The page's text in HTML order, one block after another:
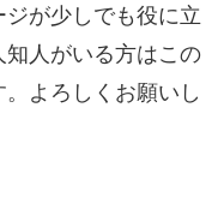
が少しでも役に立
人がいる方はこの
よろしくお願いし